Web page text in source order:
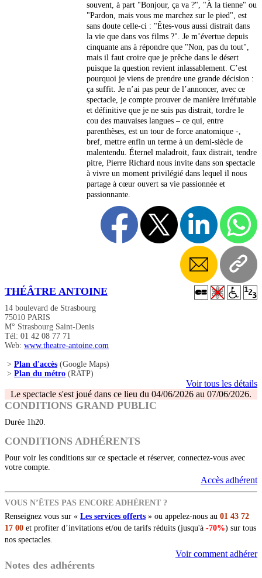
souvent, à part "Bonjour, ça va ?", "À la tienne" ou
"Pardon, mais vous me marchez sur le pied", est
sans doute celle-ci : "Êtes-vous aussi distrait dans
la vie que dans vos films ?". Je m’évertue depuis
cinquante ans à répondre que "Non, pas du tout",
mais il faut croire que je prêche dans le désert
puisque la question revient inlassablement. C’est
pourquoi je viens de prendre une grande décision :
ça suffit. Je n’ai pas peur de l’annoncer, avec ce
spectacle, je compte prouver de manière irréfutable
et définitive que je ne suis pas distrait, tordre le
cou des mauvaises langues – ce qui, entre
parenthèses, est un tour de force anatomique -,
bref, mettre enfin un terme à un demi-siècle de
malentendu. Éternel maladroit, faux distrait, tendre
pitre, Pierre Richard nous invite dans son spectacle
à vivre un moment privilégié dans lequel il nous
partage à cœur ouvert sa vie passionnée et
passionnante.
THÉÂTRE ANTOINE
14 boulevard de Strasbourg
75010 PARIS
M° Strasbourg Saint-Denis
Tél: 01 42 08 77 71
Web: www.theatre-antoine.com
> Plan d'accès (Google Maps)
> Plan du métro (RATP)
Voir tous les détails
Le spectacle s'est joué dans ce lieu du 04/06/2026 au 07/06/2026.
CONDITIONS GRAND PUBLIC
Durée 1h20.
CONDITIONS ADHÉRENTS
Pour voir les conditions sur ce spectacle et réserver, connectez-vous avec
votre compte.
Accès adhérent
VOUS N’ÊTES PAS ENCORE ADHÉRENT ?
Renseignez vous sur « Les services offerts » ou appelez-nous au 01 43 72
17 00 et profiter d’invitations et/ou de tarifs réduits (jusqu'à -70%) sur tous
nos spectacles.
Voir comment adhérer
Notes des adhérents